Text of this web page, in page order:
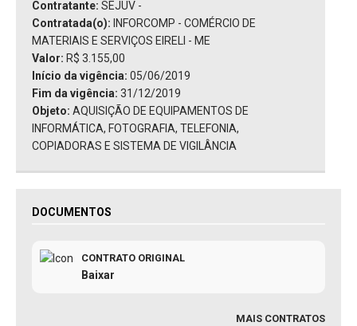
Contratante: SEJUV -
Contratada(o): INFORCOMP - COMÉRCIO DE
MATERIAIS E SERVIÇOS EIRELI - ME
Valor: R$ 3.155,00
Início da vigência: 05/06/2019
Fim da vigência: 31/12/2019
Objeto: AQUISIÇÃO DE EQUIPAMENTOS DE
INFORMÁTICA, FOTOGRAFIA, TELEFONIA,
COPIADORAS E SISTEMA DE VIGILÂNCIA
DOCUMENTOS
CONTRATO ORIGINAL
Baixar
MAIS CONTRATOS